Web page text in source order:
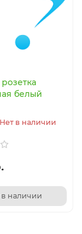
белый
Нет в наличии
в наличии